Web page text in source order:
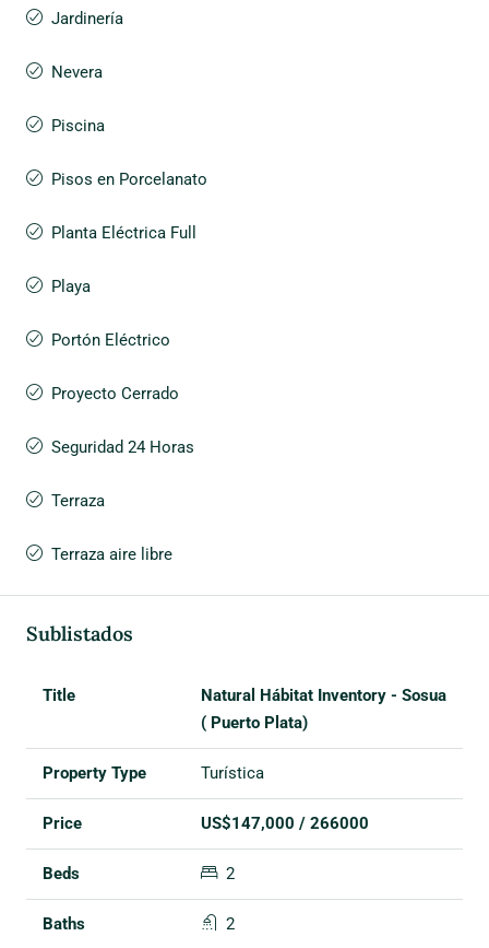
Jardinería
Nevera
Piscina
Pisos en Porcelanato
Planta Eléctrica Full
Playa
Portón Eléctrico
Proyecto Cerrado
Seguridad 24 Horas
Terraza
Terraza aire libre
Sublistados
Natural Hábitat Inventory - Sosua
( Puerto Plata)
Turística
US$147,000 / 266000
2
2